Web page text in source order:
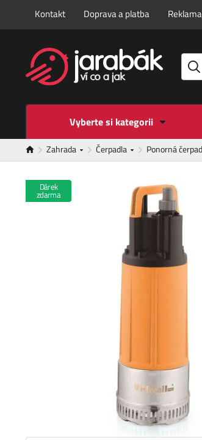
Kontakt Doprava a platba
Vyberte si kategorii
Zahrada Čerpadla Ponorná
Dárek
zdarma